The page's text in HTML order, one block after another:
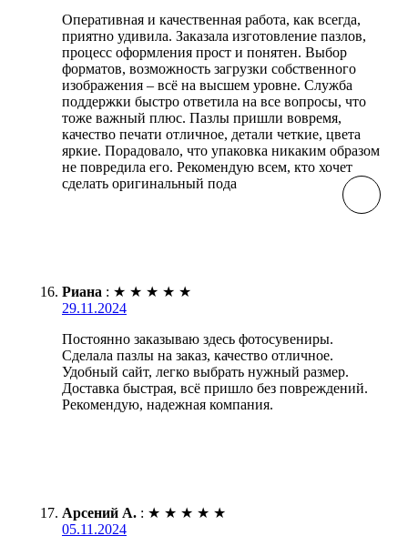
Оперативная и качественная работа, как всегда,
приятно удивила. Заказала изготовление пазлов,
процесс оформления прост и понятен. Выбор
форматов, возможность загрузки собственного
изображения – всё на высшем уровне. Служба
поддержки быстро ответила на все вопросы, что
тоже важный плюс. Пазлы пришли вовремя,
качество печати отличное, детали четкие, цвета
яркие. Порадовало, что упаковка никаким образом
не повредила его. Рекомендую всем, кто хочет
сделать оригинальный пода
Риана : ★ ★ ★ ★ ★
29.11.2024
Постоянно заказываю здесь фотосувениры.
Сделала пазлы на заказ, качество отличное.
Удобный сайт, легко выбрать нужный размер.
Доставка быстрая, всё пришло без повреждений.
Рекомендую, надежная компания.
Арсений А. : ★ ★ ★ ★ ★
05.11.2024